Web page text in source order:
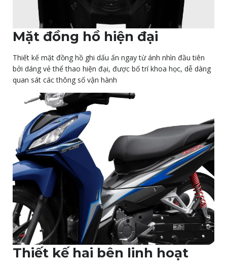
Mặt đồng hồ hiện đại
Thiết kế mặt đồng hồ ghi dấu ấn ngay từ ánh nhìn đầu tiên
bởi dáng vẻ thể thao hiện đại, được bố trí khoa học, dễ dàng
quan sát các thông số vận hành
Thiết kế hai bên linh hoạt